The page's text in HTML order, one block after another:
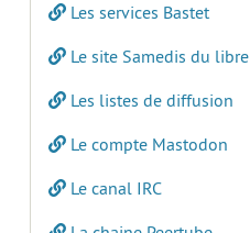
Les services Bastet
Le site Samedis du libre
Les listes de diffusion
Le compte Mastodon
Le canal IRC